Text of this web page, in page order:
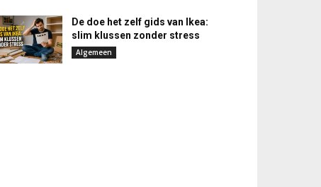
De doe het zelf gids van Ikea:
slim klussen zonder stress
Algemeen